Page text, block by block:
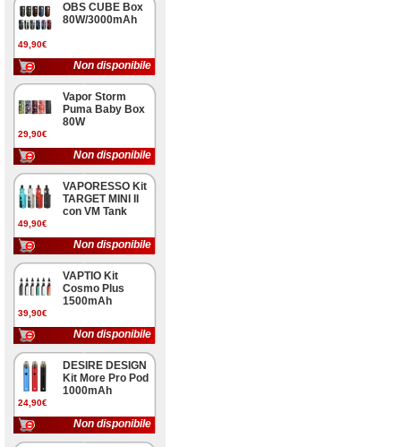
49,90€
OBS CUBE Box
80W/3000mAh
Non disponibile
29,90€
Vapor Storm
Puma Baby Box
80W
Non disponibile
49,90€
VAPORESSO Kit
TARGET MINI II
con VM Tank
Non disponibile
39,90€
VAPTIO Kit
Cosmo Plus
1500mAh
Non disponibile
24,90€
DESIRE DESIGN
Kit More Pro Pod
1000mAh
Non disponibile